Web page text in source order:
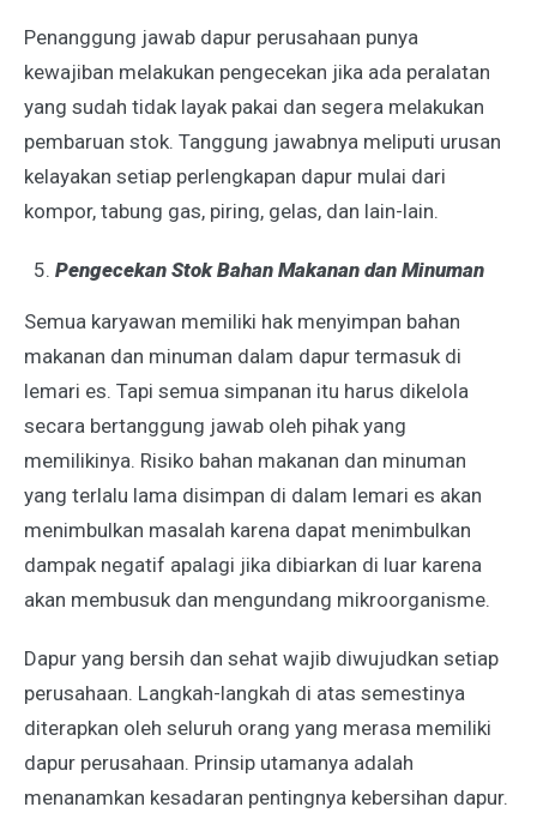
Penanggung jawab dapur perusahaan punya
kewajiban melakukan pengecekan jika ada peralatan
yang sudah tidak layak pakai dan segera melakukan
pembaruan stok. Tanggung jawabnya meliputi urusan
kelayakan setiap perlengkapan dapur mulai dari
kompor, tabung gas, piring, gelas, dan lain-lain.
Pengecekan Stok Bahan Makanan dan Minuman
Semua karyawan memiliki hak menyimpan bahan
makanan dan minuman dalam dapur termasuk di
lemari es. Tapi semua simpanan itu harus dikelola
secara bertanggung jawab oleh pihak yang
memilikinya. Risiko bahan makanan dan minuman
yang terlalu lama disimpan di dalam lemari es akan
menimbulkan masalah karena dapat menimbulkan
dampak negatif apalagi jika dibiarkan di luar karena
akan membusuk dan mengundang mikroorganisme.
Dapur yang bersih dan sehat wajib diwujudkan setiap
perusahaan. Langkah-langkah di atas semestinya
diterapkan oleh seluruh orang yang merasa memiliki
dapur perusahaan. Prinsip utamanya adalah
menanamkan kesadaran pentingnya kebersihan dapur.